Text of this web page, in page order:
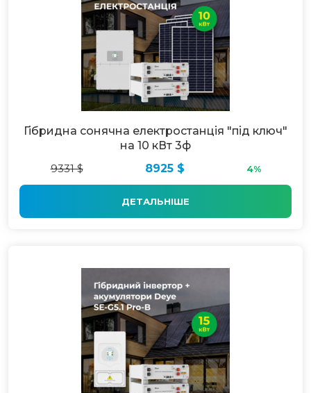
Гібридна сонячна електростанція "під ключ"
на 10 кВт 3ф
9331 $
8925 $ 4%
ДЕТАЛЬНІШЕ